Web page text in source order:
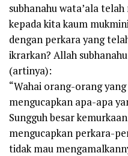
subhanahu wata’ala
kepada kita kaum
dengan perkara yang
ikrarkan? Allah
(artinya):
“Wahai orang-orang
mengucapkan apa-apa
Sungguh besar
mengucapkan perkara-
tidak mau